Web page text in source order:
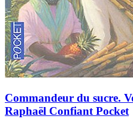
Commandeur du sucre.
Raphaël Confiant Pocket